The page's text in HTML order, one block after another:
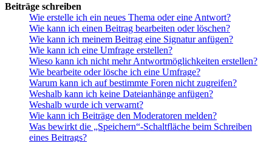
Beiträge schreiben
Wie erstelle ich ein neues Thema oder eine Antwort?
Wie kann ich einen Beitrag bearbeiten oder löschen?
Wie kann ich meinem Beitrag eine Signatur anfügen?
Wie kann ich eine Umfrage erstellen?
Wieso kann ich nicht mehr Antwortmöglichkeiten erstellen?
Wie bearbeite oder lösche ich eine Umfrage?
Warum kann ich auf bestimmte Foren nicht zugreifen?
Weshalb kann ich keine Dateianhänge anfügen?
Weshalb wurde ich verwarnt?
Wie kann ich Beiträge den Moderatoren melden?
Was bewirkt die „Speichern“-Schaltfläche beim Schreiben
eines Beitrags?